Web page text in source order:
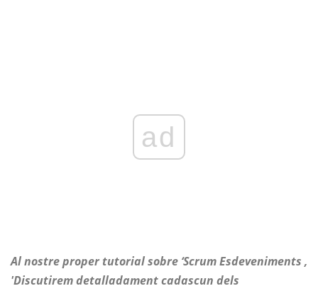
ad
Al nostre proper tutorial sobre ‘ScrumEsdeveniments ,
'Discutirem detalladament cadascun dels